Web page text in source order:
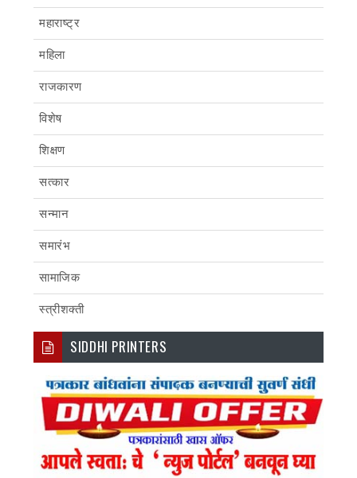
महाराष्ट्र
महिला
राजकारण
विशेष
शिक्षण
सत्कार
सन्मान
समारंभ
सामाजिक
स्त्रीशक्ती
SIDDHI PRINTERS